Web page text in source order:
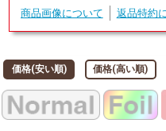
商品画像について 返品特約
価格(安い順) 価格(高い順)